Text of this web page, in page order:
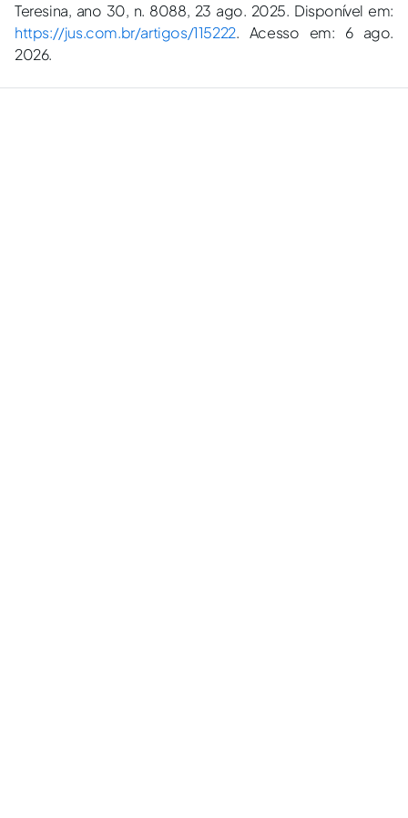
Teresina, ano 30, n. 8088, 23 ago. 2025. Disponível em:
https://jus.com.br/artigos/115222. Acesso em: 6 ago.
2026.